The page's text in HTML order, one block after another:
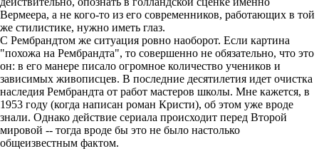
Вермеера, а не кого-то из его современников, работающих в той
же стилистике, нужно иметь глаз.
С Рембрандтом же ситуация ровно наоборот. Если картина
"похожа на Рембрандта", то совершенно не обязательно, что это
он: в его манере писало огромное количество учеников и
зависимых живописцев. В последние десятилетия идет очистка
наследия Рембрандта от работ мастеров школы. Мне кажется, в
1953 году (когда написан роман Кристи), об этом уже вроде
знали. Однако действие сериала происходит перед Второй
мировой -- тогда вроде бы это не было настолько
общеизвестным фактом.